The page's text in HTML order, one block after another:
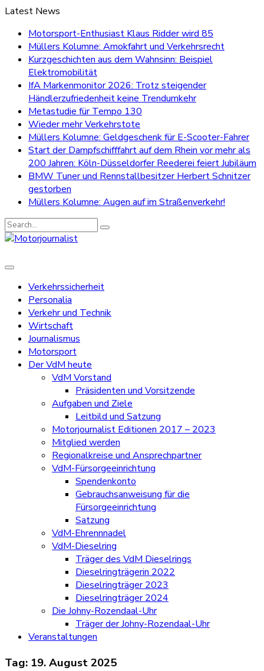
Latest News
Motorsport-Enthusiast Klaus Ridder wird 85
Müllers Kolumne: Amokfahrt und Verkehrsrecht
Kurzgeschichten aus dem Wahnsinn: Beispiel
Elektromobilität
IfA Markenmonitor 2026: Trotz steigender
Händlerzufriedenheit keine Trendumkehr
Metastudie für Tempo 130
Wieder mehr Verkehrstote
Müllers Kolumne: Geldgeschenk für E-Scooter-Fahrer
Start der Dampfschifffahrt auf dem Rhein vor mehr als
200 Jahren: Köln-Düsseldorfer Reederei feiert Jubiläum
BMW Tuner und Rennstallbesitzer Herbert Schnitzer
gestorben
Müllers Kolumne: Augen auf im Straßenverkehr!
Search
for:
Verkehrssicherheit
Personalia
Verkehr und Technik
Wirtschaft
Journalismus
Motorsport
Der VdM heute
VdM Vorstand
Präsidenten und Vorsitzende
Aufgaben und Ziele
Leitbild und Satzung
Motorjournalist Editionen 2017 – 2023
Mitglied werden
Regionalkreise und Ansprechpartner
VdM-Fürsorgeeinrichtung
Spendenkonto
Gebrauchsanweisung für die
Fürsorgeeinrichtung
Satzung
VdM-Ehrennnadel
VdM-Dieselring
Träger des VdM Dieselrings
Dieselringträgerin 2022
Dieselringträger 2023
Dieselringträger 2024
Die Johny-Rozendaal-Uhr
Träger der Johny-Rozendaal-Uhr
Veranstaltungen
Tag: 19. August 2025